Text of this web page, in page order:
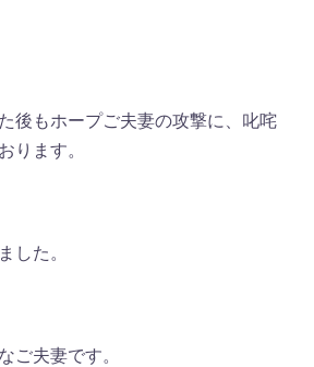
後もホープご夫妻の攻撃に、叱咤
ります。
した。
ご夫妻です。